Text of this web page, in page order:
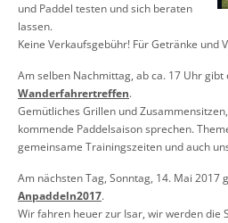
und Paddel testen und sich beraten
lassen.
Keine Verkaufsgebühr! Für Getränke und
Am selben Nachmittag, ab ca. 17 Uhr gibt
Wanderfahrertreffen.
Gemütliches Grillen und
kommende Paddelsaison sprechen.
gemeinsame Trainingszeiten und auch
Am nächsten Tag, Sonntag, 14. Mai 2017
Anpaddeln2017.
Wir fahren heuer zur Isar, wir werden die